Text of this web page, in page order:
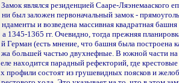
Замок являлся резиденцией Сааре-Ляэнемааского
ни был заложен первоначальный замок -
ндаменты и возведена массивная квадратная
а 1345-1365 гг. Очевидно, тогда прежняя
й Герман (есть мнение, что башня была построена
жа большей частью двухнефные. В южной части на
еле находится парадный рефекторий, где
х профили состоят из грушевидных поясков и